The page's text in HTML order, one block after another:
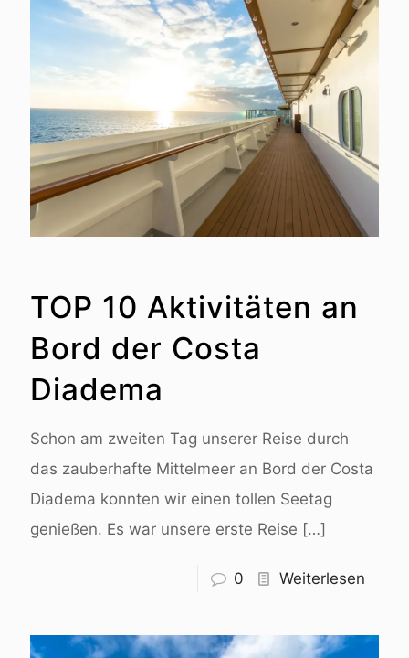
TOP 10 Aktivitäten an
Bord der Costa
Diadema
Schon am zweiten Tag unserer Reise durch
das zauberhafte Mittelmeer an Bord der Costa
Diadema konnten wir einen tollen Seetag
genießen. Es war unsere erste Reise […]
0 Weiterlesen